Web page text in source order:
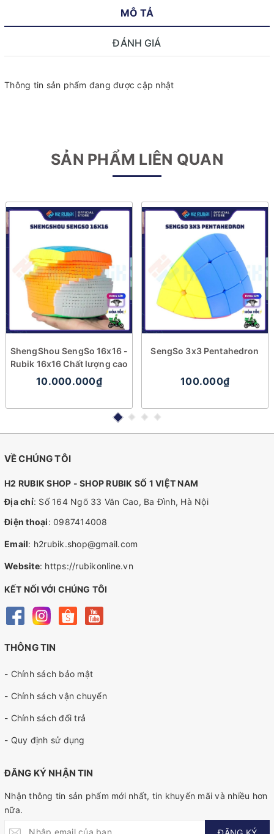
MÔ TẢ
ĐÁNH GIÁ
Thông tin sản phẩm đang được cập nhật
SẢN PHẨM LIÊN QUAN
ShengShou SengSo 16x16 -
Rubik 16x16 Chất lượng cao
10.000.000₫
SengSo 3x3 Pentahedron
100.000₫
VỀ CHÚNG TÔI
H2 RUBIK SHOP - SHOP RUBIK SỐ 1 VIỆT NAM
Địa chỉ: Số 164 Ngõ 33 Văn Cao, Ba Đình, Hà Nội
Điện thoại: 0987414008
Email: h2rubik.shop@gmail.com
Website: https://rubikonline.vn
KẾT NỐI VỚI CHÚNG TÔI
THÔNG TIN
- Chính sách bảo mật
- Chính sách vận chuyển
- Chính sách đổi trả
- Quy định sử dụng
ĐĂNG KÝ NHẬN TIN
Nhận thông tin sản phẩm mới nhất, tin khuyến mãi và nhiều hơn
nữa.